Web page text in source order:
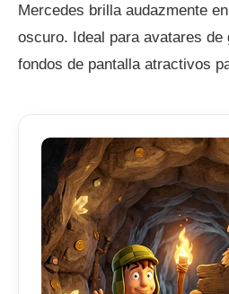
Mercedes brilla audazmente
oscuro. Ideal para avatares de
fondos de pantalla atractivos